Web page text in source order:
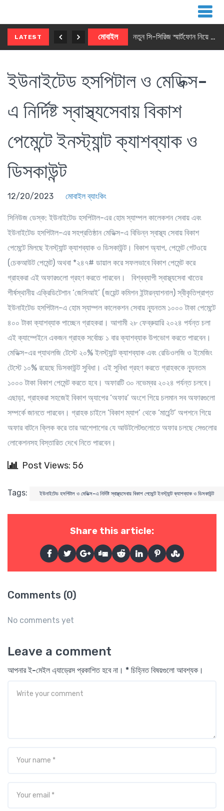
LATEST মোবাইল নতুন সি-সিরিজ স্মার্টফোন নিয়ে আসছে রিয়েলমি
ইউনাইটেড হসপিটাল ও মেডিক্স-
এ নির্দিষ্ট স্বাস্থ্যসেবায় বিকাশ
পেমেন্টে ইনস্ট্যান্ট ক্যাশব্যাক ও
ডিসকাউন্ট
12/20/2023 মোবাইল ব্যাংকিং
সিনিউজ ডেস্ক: ইউনাইটেড হসপিটাল-এর হোম স্যাম্পল কালেকশন সেবায় এবং
ইউনাইটেড হসপিটাল-এর সহপ্রতিষ্ঠান মেডিক্স-এ বিভিন্ন স্বাস্থ্য সেবায় বিকাশ
পেমেন্টে মিলছে ইনস্ট্যান্ট ক্যাশব্যাক ও ডিসকাউন্ট। বিকাশ অ্যাপ, পেমেন্ট গেটওয়ে
(চেকআউট পেমেন্ট) অথবা *২৪৭# ডায়াল করে সফলভাবে বিকাশ পেমেন্ট করে
গ্রাহকরা এই অফারগুলো গ্রহণ করতে পারবেন। বিশ্বব্যাপী স্বাস্থ্যসেবা খাতের
শীর্ষস্থানীয় এক্রিডিটেশান ‘জেসিআই’ (জয়েন্ট কমিশন ইন্টারন্যাশনাল) স্বীকৃতিপ্রাপ্ত
ইউনাইটেড হসপিটাল-এ হোম স্যাম্পল কালেকশন সেবায় ন্যূনতম ১০০০ টাকা পেমেন্টে
৪০০ টাকা ক্যাশব্যাক পাচ্ছেন গ্রাহকরা। আগামী ২৮ ফেব্রুয়ারি ২০২৪ পর্যন্ত চলা
এই ক্যাম্পেইনে একজন গ্রাহক সর্বোচ্চ ১ বার ক্যাশব্যাক উপভোগ করতে পারবেন।
মেডিক্স-এর প্যাথলজি টেস্টে ২০% ইনস্ট্যান্ট ক্যাশব্যাক এবং রেডিওলজি ও ইমেজিং
টেস্টে ১০% রয়েছে ডিসকাউন্ট সুবিধা। এই সুবিধা গ্রহণ করতে গ্রাহককে ন্যূনতম
১০০০ টাকা বিকাশ পেমেন্ট করতে হবে। অফারটি ৩০ নভেম্বর ২০২৪ পর্যন্ত চলবে।
এছাড়া, গ্রাহকরা সহজেই বিকাশ অ্যাপের ‘অফার’ অংশে গিয়ে চলমান সব অফারগুলো
সম্পর্কে জানতে পারবেন। গ্রাহক চাইলে ‘বিকাশ ম্যাপ’ থেকে ‘মার্চেন্ট’ অপশনে গিয়ে
অফার বাটনে ক্লিক করে তার আশেপাশের যে আউটলেটগুলোতে অফার চলছে সেগুলোর
লোকেশনসহ বিস্তারিত দেখে নিতে পারবেন।
Post Views: 56
Tags: ইউনাইটেড হসপিটাল ও মেডিক্স-এ নির্দিষ্ট স্বাস্থ্যসেবায় বিকাশ পেমেন্টে ইনস্ট্যান্ট ক্যাশব্যাক ও ডিসকাউন্ট
Share this article:
Comments (0)
No comments yet
Leave a comment
আপনার ই-মেইল এ্যাড্রেস প্রকাশিত হবে না। * চিহ্নিত বিষয়গুলো আবশ্যক।